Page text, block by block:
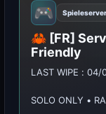
🎮 Spieleserver
🦀 [FR]
Friendly
LAST WIPE : 04/
SOLO ONLY •